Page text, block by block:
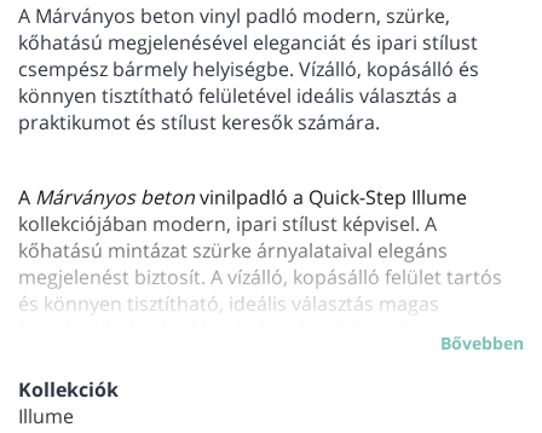
A Márványos beton vinyl padló modern, szürke,
kőhatású megjelenésével eleganciát és ipari stílust
csempész bármely helyiségbe. Vízálló, kopásálló és
könnyen tisztítható felületével ideális választás a
praktikumot és stílust keresők számára.
A Márványos betonvinilpadló a Quick-Step Illume
kollekciójában modern, ipari stílust képvisel. A
kőhatású mintázat szürke árnyalataival elegáns
megjelenést biztosít. A vízálló, kopásálló felület tartós
és könnyen tisztítható, ideális választás magas
forgalmú helyiségekbe. Az Uniclic zárórendszer gyors
csökkenti a zajt és növeli a komfortot. Kompatibilis
padlófűtéssel is, biztosítva a kényelmet minden
Bővebben
Kollekciók
Illume